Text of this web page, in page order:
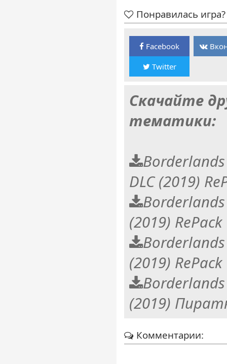
Понравилась
Facebook
Twitter
Скачайте
тематики:
DLC (2019)
(2019) RePack
(2019)
(2019)
Комментарии: